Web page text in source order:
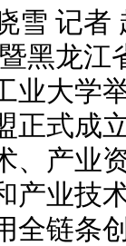
雪 记者
黑龙
业大学
正式成
、产业
产业技
全链条